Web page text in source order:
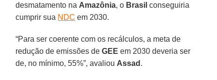
desmatamento na Amazônia, o Brasil conseguiria
cumprir sua NDC em 2030.
“Para ser coerente com os recálculos, a meta de
redução de emissões deGEE em 2030 deveria ser
de, no mínimo, 55%”, avaliou Assad .